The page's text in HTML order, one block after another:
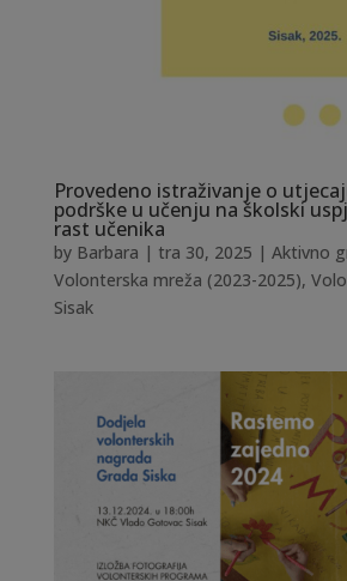
Provedeno istraživanje o
podrške u učenju na školski
rast učenika
by Barbara | tra 30, 2025 | Aktivno
Volonterska mreža (2023-2025),
Sisak